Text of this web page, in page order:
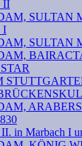
II
SULTAN
I
SULTAN
II. in Marbach I